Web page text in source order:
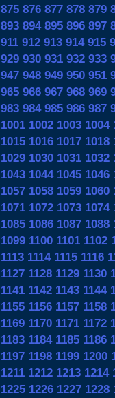
875 876 877 878 879
893 894 895 896 897
911 912 913 914 915
929 930 931 932 933
947 948 949 950 951
965 966 967 968 969
983 984 985 986 987
1001 1002 1003 1004
1015 1016 1017 1018
1029 1030 1031 1032
1043 1044 1045 1046
1057 1058 1059 1060
1071 1072 1073 1074
1085 1086 1087 1088
1099 1100 1101 1102
1113 1114 1115 1116
1127 1128 1129 1130
1141 1142 1143 1144
1155 1156 1157 1158
1169 1170 1171 1172
1183 1184 1185 1186
1197 1198 1199 1200
1211 1212 1213 1214
1225 1226 1227 1228